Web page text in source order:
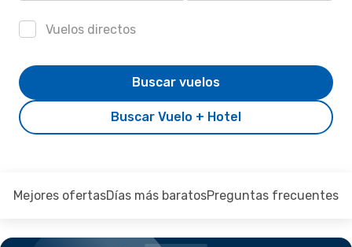
Vuelos directos
Buscar Vuelo + Hotel
Buscar vuelos
Mejores ofertasDías más baratosPreguntas frecuentes